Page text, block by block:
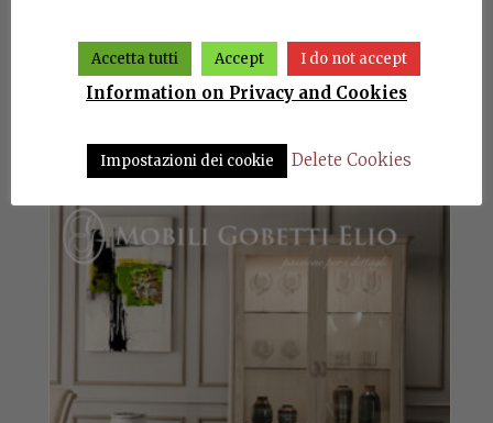
Accetta tutti Accept I do not accept
Information on Privacy and Cookies
Impostazioni dei cookie Delete Cookies